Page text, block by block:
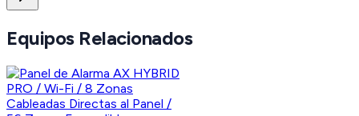
Equipos Relacionados